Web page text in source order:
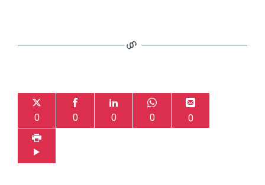
0 0 0 0 0